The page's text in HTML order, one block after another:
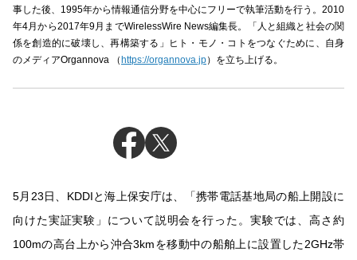
事した後、1995年から情報通信分野を中心にフリーで執筆活動を行う。2010
年4月から2017年9月までWirelessWire News編集長。「人と組織と社会の関
係を創造的に破壊し、再構築する」ヒト・モノ・コトをつなぐために、自身
のメディアOrgannova （ https://organnova.jp）を立ち上げる。
5月23日、KDDIと海上保安庁は、「携帯電話基地局の船上開設に
向けた実証実験」について説明会を行った。実験では、高さ約
100mの高台上から沖合3kmを移動中の船舶上に設置した2GHz帯